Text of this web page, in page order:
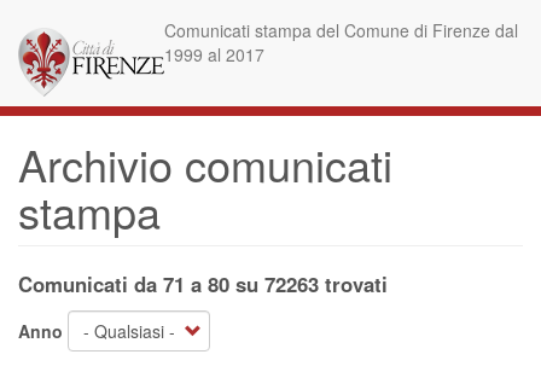
contenuto
principale
Comunicati stampa del Comune di Firenze dal
1999 al 2017
Archivio comunicati
stampa
Comunicati da 71 a 80 su 72263 trovati
Anno